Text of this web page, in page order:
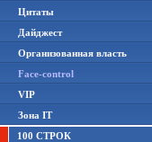
Цитаты
Дайджест
Организованная власть
Face-control
VIP
Зона IT
100 СТРОК